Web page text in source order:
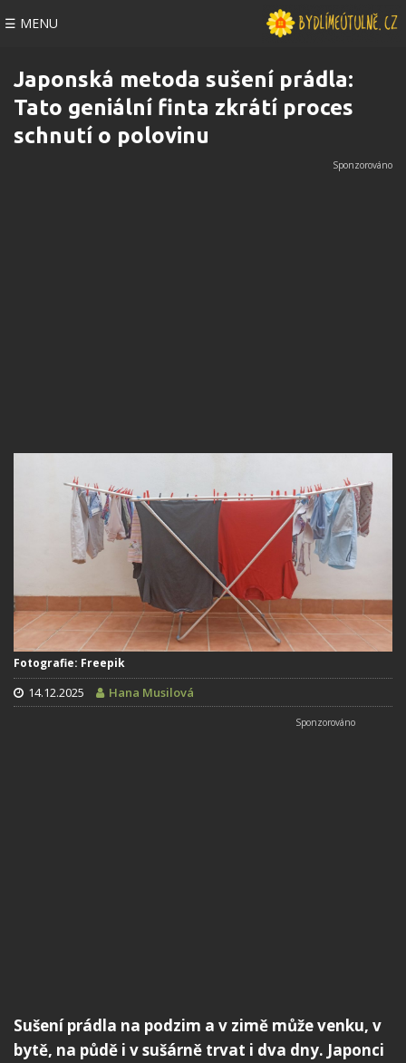
☰ MENU
Japonská metoda sušení prádla:
Tato geniální finta zkrátí proces
schnutí o polovinu
Fotografie: Freepik
14.12.2025 Hana Musilová
Sušení prádla na podzim a v zimě může venku, v
bytě, na půdě i v sušárně trvat i dva dny. Japonci